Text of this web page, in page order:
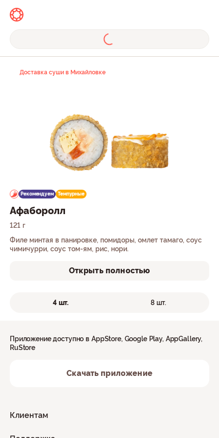
Доставка суши в Михайловке
Рекомендуем Темпурные
Афаборолл
121 г
Филе минтая в панировке, помидоры, омлет тамаго, соус
чимичурри, соус том-ям, рис, нори.
Открыть полностью
4 шт. 8 шт.
Клиентам
Приложение доступно в AppStore, Google Play, AppGallery,
RuStore
Скачать приложение